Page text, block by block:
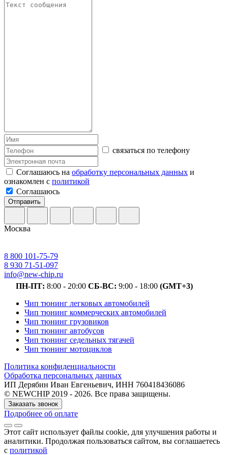
связаться по телефону
Соглашаюсь на обработку персональных данных и
ознакомлен с политикой
Соглашаюсь
Отправить
Москва
8 800 101-75-79
8 930 71-51-097
info@new-chip.ru
ПН-ПТ: 8:00 - 20:00 СБ-ВС: 9:00 - 18:00 (GMT+3)
Чип тюнинг легковых автомобилей
Чип тюнинг коммерческих автомобилей
Чип тюнинг грузовиков
Чип тюнинг автобусов
Чип тюнинг седельных тягачей
Чип тюнинг мотоциклов
Политика конфиденциальности
Обработка персональных данных
ИП Дерябин Иван Евгеньевич, ИНН 760418436086
© NEWCHIP 2019 - 2026. Все права защищены.
Заказать звонок
Подробнее об оплате
Этот сайт использует файлы cookie, для улучшения работы и
аналитики. Продолжая пользоваться сайтом, вы соглашаетесь
с политикой